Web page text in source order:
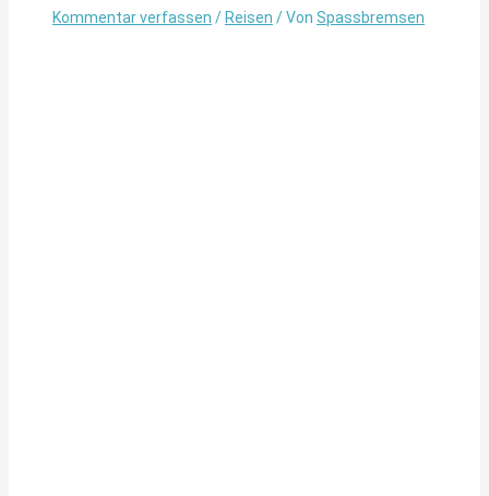
Kommentar verfassen / Reisen / Von Spassbremsen